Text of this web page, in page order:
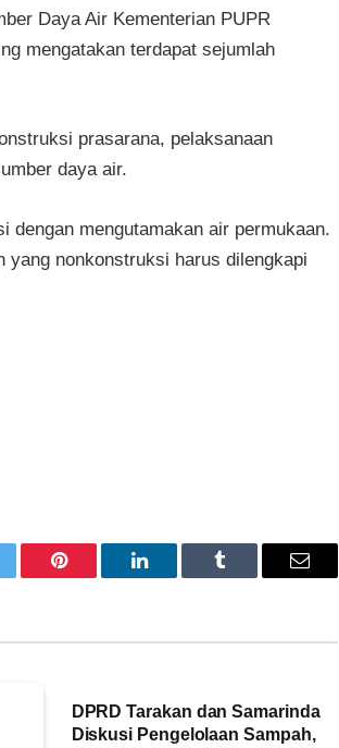
Daya Air Kementerian PUPR
mengatakan terdapat sejumlah
prasarana, pelaksanaan
daya air.
dengan mengutamakan air permukaan.
yang nonkonstruksi harus dilengkapi
Pinterest LinkedIn Tumblr Email
DPRD Tarakan dan Samarinda
Diskusi Pengelolaan Sampah,